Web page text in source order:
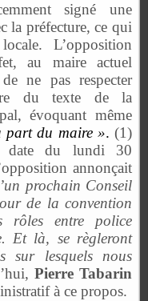
signé une
la préfecture, ce qui
L’opposition
au maire actuel
ne pas respecter
du texte de la
évoquant même
part du maire ». (1)
date du lundi 30
annonçait
prochain Conseil
de la convention
rôles entre police
Et là, se règleront
sur lesquels nous
Pierre Tabarin
à ce propos.